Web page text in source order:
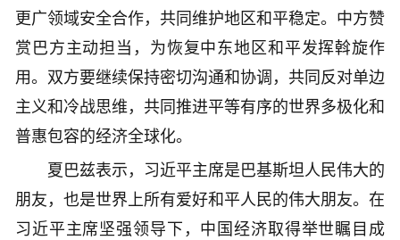
更广领域安全合作，共同维护地区和平稳定。中方赞
赏巴方主动担当，为恢复中东地区和平发挥斡旋作
用。双方要继续保持密切沟通和协调，共同反对单边
主义和冷战思维，共同推进平等有序的世界多极化和
普惠包容的经济全球化。
夏巴兹表示，习近平主席是巴基斯坦人民伟大的
朋友，也是世界上所有爱好和平人民的伟大朋友。在
习近平主席坚强领导下，中国经济取得举世瞩目成